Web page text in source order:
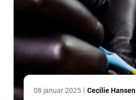
08 januar 2025 Cecilie Hansen